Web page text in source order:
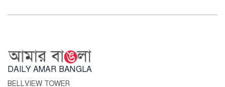
DAILY AMAR BANGLA
BELLVIEW TOWER